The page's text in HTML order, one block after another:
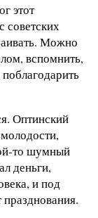
этот
советских
Можно
вспомнить,
Оптинский
то шумный
деньги,
и под